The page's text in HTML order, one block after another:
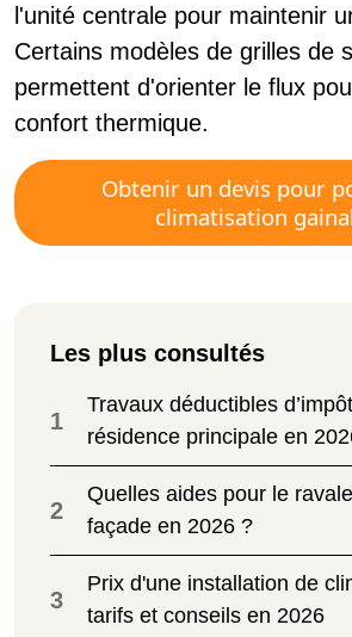
l'unité centrale pour maintenir
Certains modèles de grilles de
permettent d'orienter le flux
confort thermique.
Obtenir un devis pour
climatisation
Les plus consultés
1
Travaux déductibles
résidence principale en
2
Quelles aides pour le
façade en 2026 ?
3
Prix d'une installation de
tarifs et conseils en 2026